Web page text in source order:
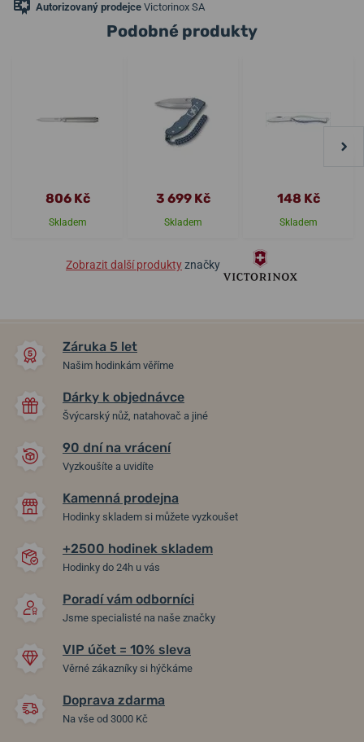
Autorizovaný prodejce Victorinox SA
Podobné produkty
806 Kč
Skladem
3 699 Kč
Skladem
148 Kč
Skladem
Zobrazit další produktyznačky
Záruka 5 let
Našim hodinkám věříme
Dárky k objednávce
Švýcarský nůž, natahovač a jiné
90 dní na vrácení
Vyzkoušíte a uvidíte
Kamenná prodejna
Hodinky skladem si můžete vyzkoušet
+2500 hodinek skladem
Hodinky do 24h u vás
Poradí vám odborníci
Jsme specialisté na naše značky
VIP účet = 10% sleva
Věrné zákazníky si hýčkáme
Doprava zdarma
Na vše od 3000 Kč